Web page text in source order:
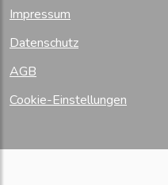
Impressum
Datenschutz
AGB
Cookie-Einstellungen